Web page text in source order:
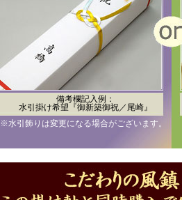
備考欄記入例：
水引掛け希望『御新築御祝／尾崎』
※水引飾りは変更になる場合がございます。